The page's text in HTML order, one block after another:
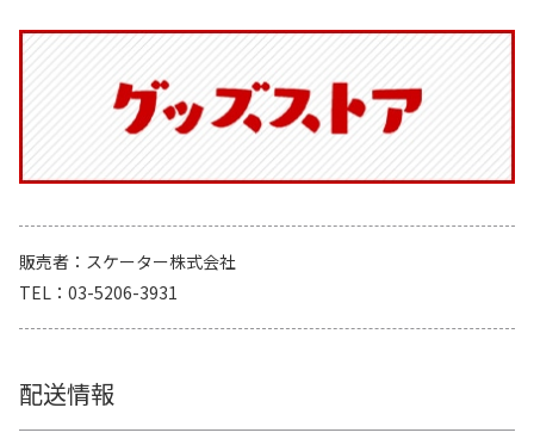
販売者
スケーター株式会社
TEL
03-5206-3931
配送情報